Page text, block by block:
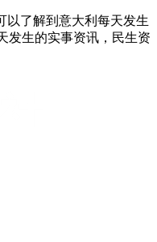
以了解到意大利每天发生
发生的实事资讯，民生资